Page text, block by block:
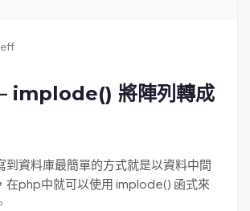
implode() 將陣列轉成
到資料庫最簡單的方式就是以資料中間
在php中就可以使用 implode() 函式來